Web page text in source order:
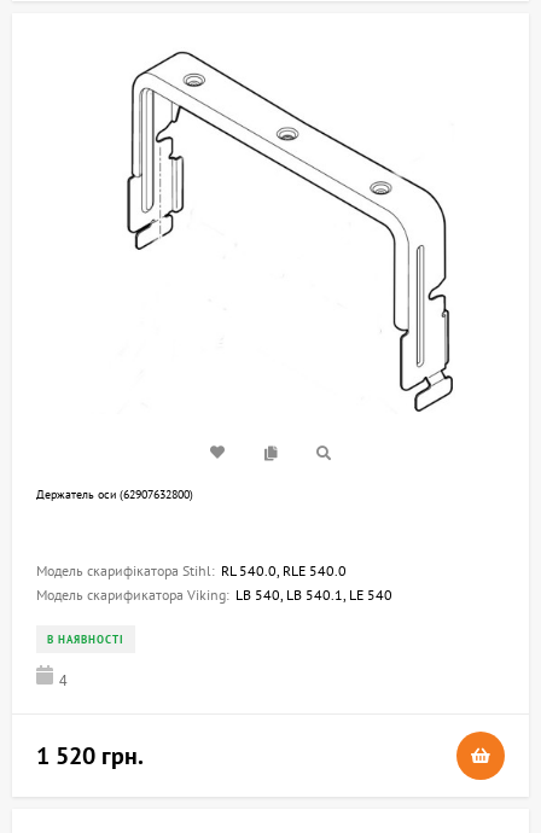
Держатель оси (62907632800)
Модель скарифікатора Stihl: RL 540.0, RLE 540.0
Модель скарификатора Viking: LB 540, LB 540.1, LE 540
В НАЯВНОСТІ
4
1 520 грн.